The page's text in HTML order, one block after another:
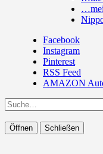
Facebook
Instagram
Pinterest
RSS Feed
AMAZON
Suche
Öffnen Schließen